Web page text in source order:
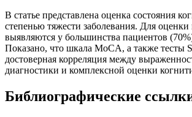
В статье представлена оценка состояния
степенью тяжести заболевания. Для
выявляются у большинства пациентов
Показано, что шкала MoCA, а также
достоверная корреляция между
диагностики и комплексной оценки
Библиографические